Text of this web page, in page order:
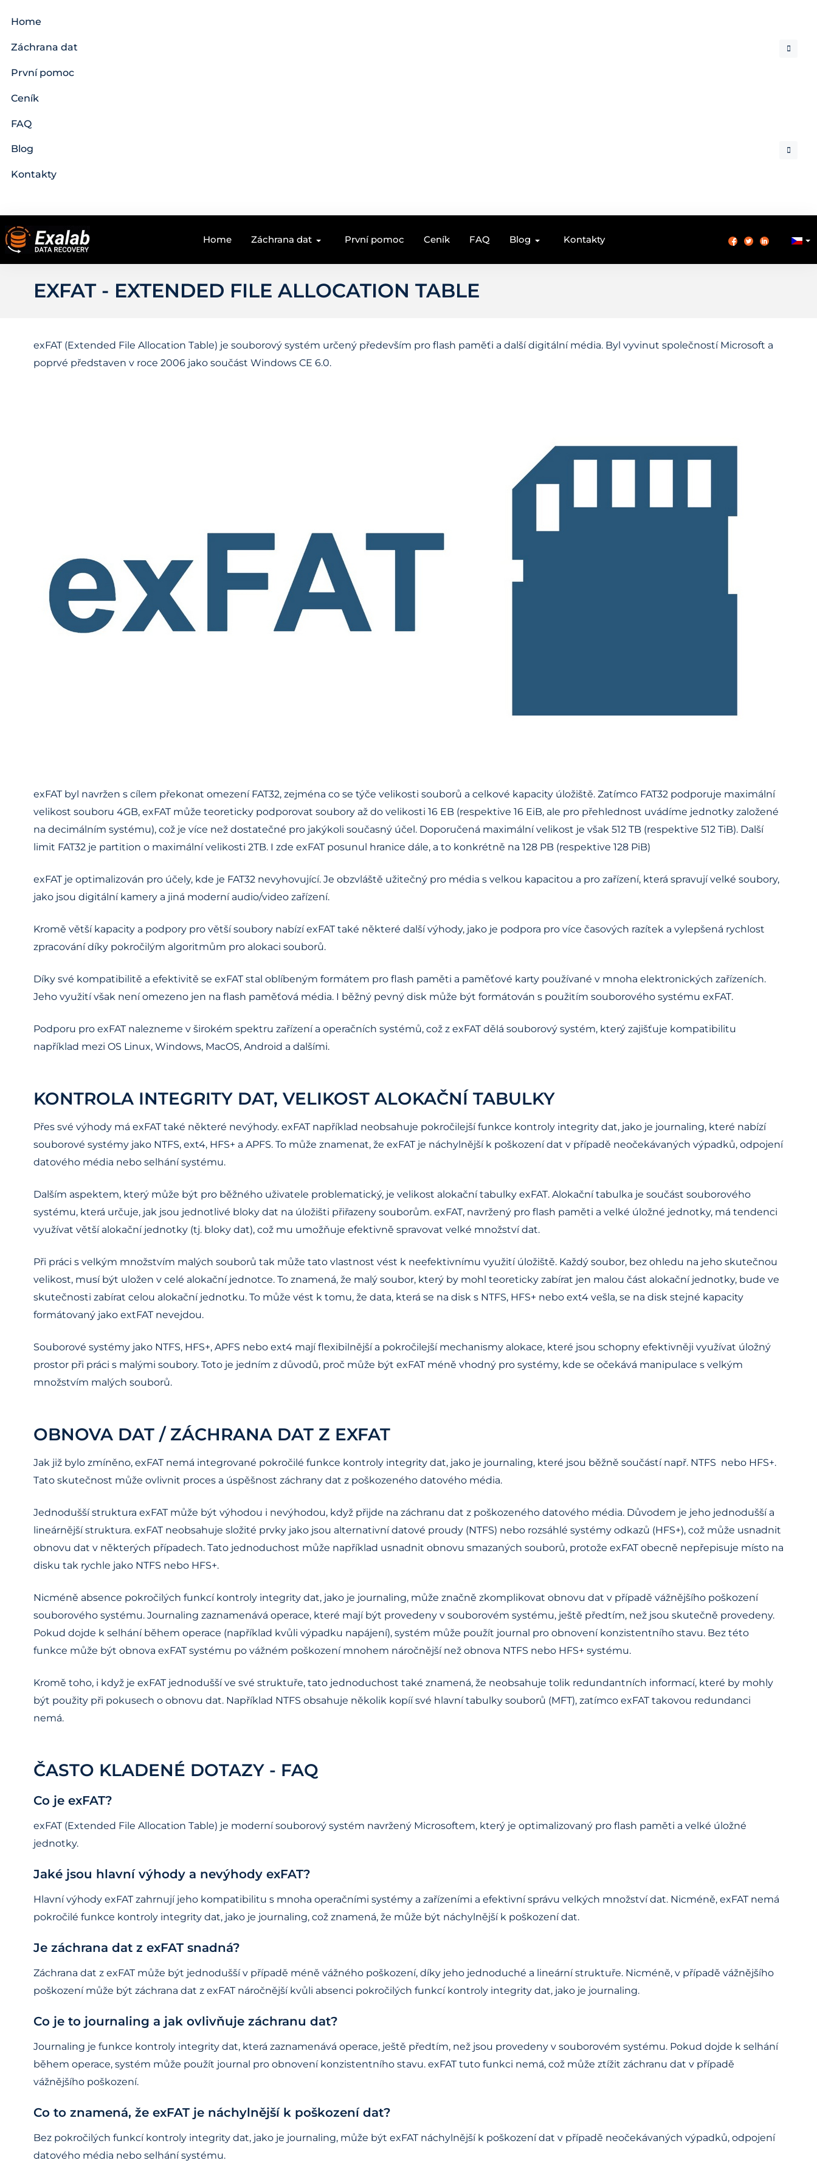
Home
Záchrana dat
První pomoc
Ceník
FAQ
Blog
Kontakty
Home Záchrana dat První pomoc Ceník FAQ Blog Kontakty
EXFAT - EXTENDED FILE ALLOCATION TABLE
exFAT (Extended File Allocation Table) je souborový systém určený především pro flash paměťi a další digitální média. Byl vyvinut společností Microsoft a
poprvé představen v roce 2006 jako součást Windows CE 6.0.
exFAT byl navržen s cílem překonat omezení FAT32, zejména co se týče velikosti souborů a celkové kapacity úložiště. Zatímco FAT32 podporuje maximální
velikost souboru 4GB, exFAT může teoreticky podporovat soubory až do velikosti 16 EB (respektive 16 EiB, ale pro přehlednost uvádíme jednotky založené
na decimálním systému), což je více než dostatečné pro jakýkoli současný účel. Doporučená maximální velikost je však 512 TB (respektive 512 TiB). Další
limit FAT32 je partition o maximální velikosti 2TB. I zde exFAT posunul hranice dále, a to konkrétně na 128 PB (respektive 128 PiB)
exFAT je optimalizován pro účely, kde je FAT32 nevyhovující. Je obzvláště užitečný pro média s velkou kapacitou a pro zařízení, která spravují velké soubory,
jako jsou digitální kamery a jiná moderní audio/video zařízení.
Kromě větší kapacity a podpory pro větší soubory nabízí exFAT také některé další výhody, jako je podpora pro více časových razítek a vylepšená rychlost
zpracování díky pokročilým algoritmům pro alokaci souborů.
Díky své kompatibilitě a efektivitě se exFAT stal oblíbeným formátem pro flash paměti a paměťové karty používané v mnoha elektronických zařízeních.
Jeho využití však není omezeno jen na flash paměťová média. I běžný pevný disk může být formátován s použitím souborového systému exFAT.
Podporu pro exFAT nalezneme v širokém spektru zařízení a operačních systémů, což z exFAT dělá souborový systém, který zajišťuje kompatibilitu
například mezi OS Linux, Windows, MacOS, Android a dalšími.
KONTROLA INTEGRITY DAT, VELIKOST ALOKAČNÍ TABULKY
Přes své výhody má exFAT také některé nevýhody. exFAT například neobsahuje pokročilejší funkce kontroly integrity dat, jako je journaling, které nabízí
souborové systémy jako NTFS, ext4, HFS+ a APFS. To může znamenat, že exFAT je náchylnější k poškození dat v případě neočekávaných výpadků, odpojení
datového média nebo selhání systému.
Dalším aspektem, který může být pro běžného uživatele problematický, je velikost alokační tabulky exFAT. Alokační tabulka je součást souborového
systému, která určuje, jak jsou jednotlivé bloky dat na úložišti přiřazeny souborům. exFAT, navržený pro flash paměti a velké úložné jednotky, má tendenci
využívat větší alokační jednotky (tj. bloky dat), což mu umožňuje efektivně spravovat velké množství dat.
Při práci s velkým množstvím malých souborů tak může tato vlastnost vést k neefektivnímu využití úložiště. Každý soubor, bez ohledu na jeho skutečnou
velikost, musí být uložen v celé alokační jednotce. To znamená, že malý soubor, který by mohl teoreticky zabírat jen malou část alokační jednotky, bude ve
skutečnosti zabírat celou alokační jednotku. To může vést k tomu, že data, která se na disk s NTFS, HFS+ nebo ext4 vešla, se na disk stejné kapacity
formátovaný jako extFAT nevejdou.
Souborové systémy jako NTFS, HFS+, APFS nebo ext4 mají flexibilnější a pokročilejší mechanismy alokace, které jsou schopny efektivněji využívat úložný
prostor při práci s malými soubory. Toto je jedním z důvodů, proč může být exFAT méně vhodný pro systémy, kde se očekává manipulace s velkým
množstvím malých souborů.
OBNOVA DAT / ZÁCHRANA DAT Z EXFAT
Jak již bylo zmíněno, exFAT nemá integrované pokročilé funkce kontroly integrity dat, jako je journaling, které jsou běžně součástí např. NTFS nebo HFS+.
Tato skutečnost může ovlivnit proces a úspěšnost záchrany dat z poškozeného datového média.
Jednodušší struktura exFAT může být výhodou i nevýhodou, když přijde na záchranu dat z poškozeného datového média. Důvodem je jeho jednodušší a
lineárnější struktura. exFAT neobsahuje složité prvky jako jsou alternativní datové proudy (NTFS) nebo rozsáhlé systémy odkazů (HFS+), což může usnadnit
obnovu dat v některých případech. Tato jednoduchost může například usnadnit obnovu smazaných souborů, protože exFAT obecně nepřepisuje místo na
disku tak rychle jako NTFS nebo HFS+.
Nicméně absence pokročilých funkcí kontroly integrity dat, jako je journaling, může značně zkomplikovat obnovu dat v případě vážnějšího poškození
souborového systému. Journaling zaznamenává operace, které mají být provedeny v souborovém systému, ještě předtím, než jsou skutečně provedeny.
Pokud dojde k selhání během operace (například kvůli výpadku napájení), systém může použít journal pro obnovení konzistentního stavu. Bez této
funkce může být obnova exFAT systému po vážném poškození mnohem náročnější než obnova NTFS nebo HFS+ systému.
Kromě toho, i když je exFAT jednodušší ve své struktuře, tato jednoduchost také znamená, že neobsahuje tolik redundantních informací, které by mohly
být použity při pokusech o obnovu dat. Například NTFS obsahuje několik kopíí své hlavní tabulky souborů (MFT), zatímco exFAT takovou redundanci
nemá.
ČASTO KLADENÉ DOTAZY - FAQ
Co je exFAT?
exFAT (Extended File Allocation Table) je moderní souborový systém navržený Microsoftem, který je optimalizovaný pro flash paměti a velké úložné
jednotky.
Jaké jsou hlavní výhody a nevýhody exFAT?
Hlavní výhody exFAT zahrnují jeho kompatibilitu s mnoha operačními systémy a zařízeními a efektivní správu velkých množství dat. Nicméně, exFAT nemá
pokročilé funkce kontroly integrity dat, jako je journaling, což znamená, že může být náchylnější k poškození dat.
Je záchrana dat z exFAT snadná?
Záchrana dat z exFAT může být jednodušší v případě méně vážného poškození, díky jeho jednoduché a lineární struktuře. Nicméně, v případě vážnějšího
poškození může být záchrana dat z exFAT náročnější kvůli absenci pokročilých funkcí kontroly integrity dat, jako je journaling.
Co je to journaling a jak ovlivňuje záchranu dat?
Journaling je funkce kontroly integrity dat, která zaznamenává operace, ještě předtím, než jsou provedeny v souborovém systému. Pokud dojde k selhání
během operace, systém může použít journal pro obnovení konzistentního stavu. exFAT tuto funkci nemá, což může ztížit záchranu dat v případě
vážnějšího poškození.
Co to znamená, že exFAT je náchylnější k poškození dat?
Bez pokročilých funkcí kontroly integrity dat, jako je journaling, může být exFAT náchylnější k poškození dat v případě neočekávaných výpadků, odpojení
datového média nebo selhání systému.